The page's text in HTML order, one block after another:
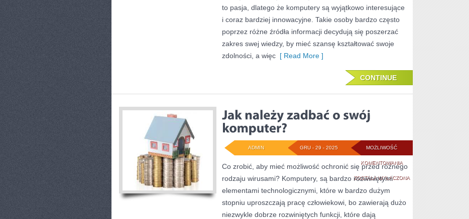
ROZWÓJ
INTERNETU
to pasja, dlatego że komputery są wyjątkowo interesujące
i coraz bardziej innowacyjne. Takie osoby bardzo często
poprzez różne źródła informacji decydują się poszerzać
zakres swej wiedzy, by mieć szansę kształtować swoje
zdolności, a więc [ Read More ]
CONTINUE
MOŻLIWOŚĆ
KOMENTOWANIAJAK
NALEŻY
ZADBAĆ
ZOSTAŁA WYŁĄCZONA
GRU - 29 - 2025
ADMIN
Co zrobić, aby mieć możliwość ochronić się przed różnego
rodzaju wirusami? Komputery, są bardzo rozwiniętymi
elementami technologicznymi, które w bardzo dużym
stopniu uproszczają pracę człowiekowi, bo zawierają dużo
niezwykle dobrze rozwiniętych funkcji, które dają